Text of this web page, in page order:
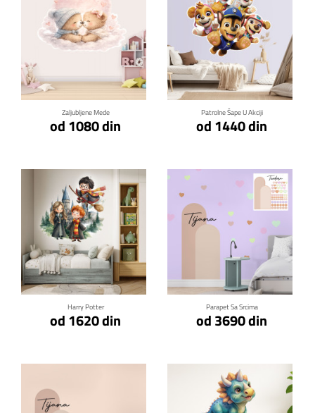
Zaljubljene Mede
od 1080 din
Patrolne Šape U Akciji
od 1440 din
Klikni za detalje
Harry Potter
od 1620 din
Klikni za detalje
Parapet Sa Srcima
od 3690 din
Klikni za detalje